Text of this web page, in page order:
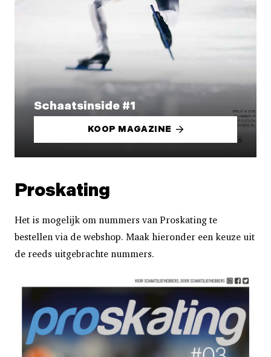
Schaatsinside #1
KOOP MAGAZINE
Proskating
Het is mogelijk om nummers van Proskating te
bestellen via de webshop. Maak hieronder een keuze uit
de reeds uitgebrachte nummers.